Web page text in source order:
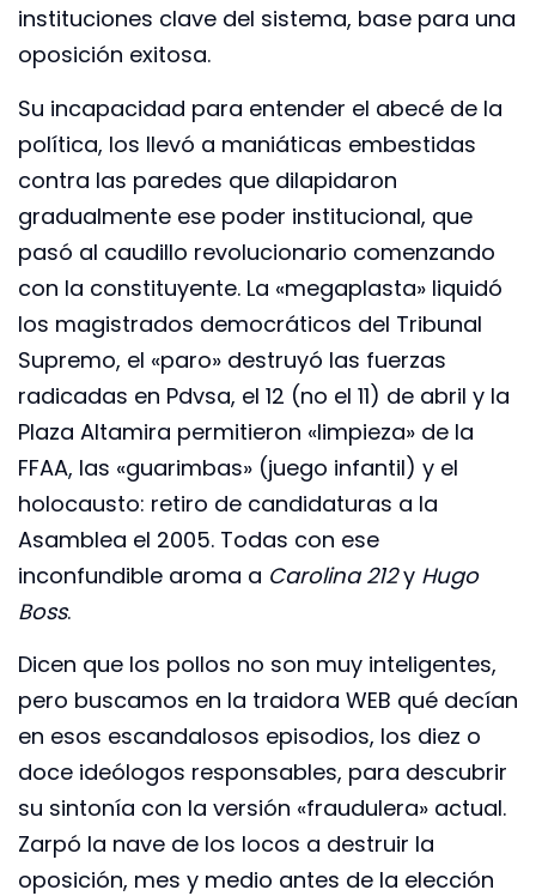
instituciones clave del sistema, base para una
oposición exitosa.
Su incapacidad para entender el abecé de la
política, los llevó a maniáticas embestidas
contra las paredes que dilapidaron
gradualmente ese poder institucional, que
pasó al caudillo revolucionario comenzando
con la constituyente. La «megaplasta» liquidó
los magistrados democráticos del Tribunal
Supremo, el «paro» destruyó las fuerzas
radicadas en Pdvsa, el 12 (no el 11) de abril y la
Plaza Altamira permitieron «limpieza» de la
FFAA, las «guarimbas» (juego infantil) y el
holocausto: retiro de candidaturas a la
Asamblea el 2005. Todas con ese
inconfundible aroma a Carolina 212y Hugo
Boss.
Dicen que los pollos no son muy inteligentes,
pero buscamos en la traidora WEB qué decían
en esos escandalosos episodios, los diez o
doce ideólogos responsables, para descubrir
su sintonía con la versión «fraudulera» actual.
Zarpó la nave de los locos a destruir la
oposición, mes y medio antes de la elección